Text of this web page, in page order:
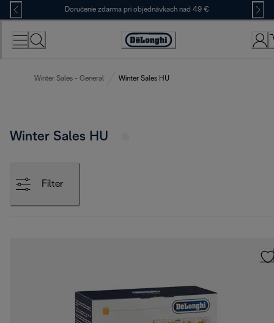
Skip
to
Content
Doručenie zdarma pri objednávkach nad 49 €
Accessibility
Winter Sales - General Winter Sales HU
Winter Sales HU
Filter